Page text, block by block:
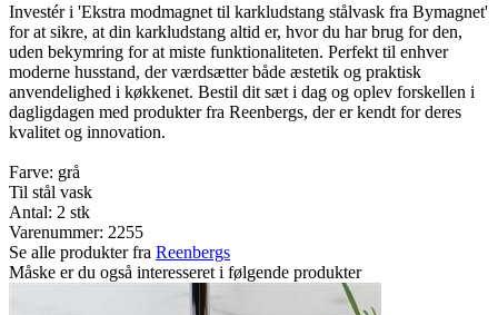
Investér i 'Ekstra modmagnet til karkludstang stålvask fra Bymagnet'
for at sikre, at din karkludstang altid er, hvor du har brug for den,
uden bekymring for at miste funktionaliteten. Perfekt til enhver
moderne husstand, der værdsætter både æstetik og praktisk
anvendelighed i køkkenet. Bestil dit sæt i dag og oplev forskellen i
dagligdagen med produkter fra Reenbergs, der er kendt for deres
kvalitet og innovation.
Farve: grå
Til stål vask
Antal: 2 stk
Varenummer: 2255
Se alle produkter fra Reenbergs
Måske er du også interesseret i følgende produkter